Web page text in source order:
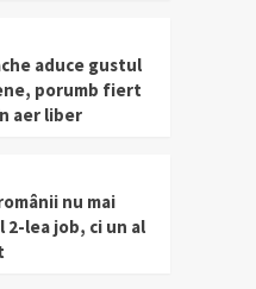
aduce gustul
porumb fiert
aer liber
nu mai
2-lea job, ci un al